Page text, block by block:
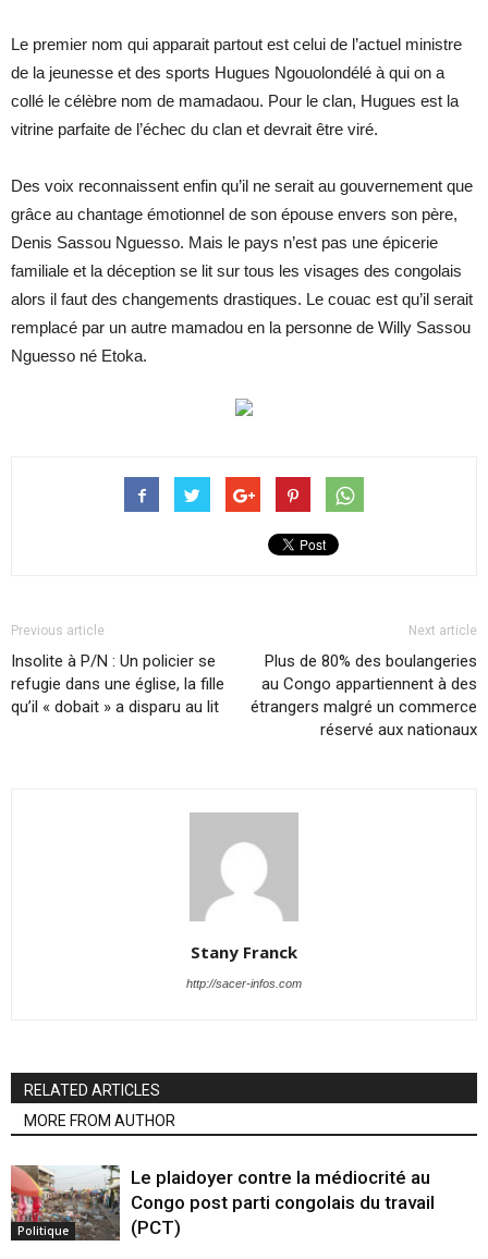
Le premier nom qui apparait partout est celui de l’actuel ministre
de la jeunesse et des sports Hugues Ngouolondélé à qui on a
collé le célèbre nom de mamadaou. Pour le clan, Hugues est la
vitrine parfaite de l’échec du clan et devrait être viré.
Des voix reconnaissent enfin qu’il ne serait au gouvernement que
grâce au chantage émotionnel de son épouse envers son père,
Denis Sassou Nguesso. Mais le pays n’est pas une épicerie
familiale et la déception se lit sur tous les visages des congolais
alors il faut des changements drastiques. Le couac est qu’il serait
remplacé par un autre mamadou en la personne de Willy Sassou
Nguesso né Etoka.
Previous article
Insolite à P/N : Un policier se
refugie dans une église, la fille
qu’il « dobait » a disparu au lit
Next article
Plus de 80% des boulangeries
au Congo appartiennent à des
étrangers malgré un commerce
réservé aux nationaux
Stany Franck
http://sacer-infos.com
RELATED ARTICLES
MORE FROM AUTHOR
Politique
Le plaidoyer contre la médiocrité au
Congo post parti congolais du travail
(PCT)